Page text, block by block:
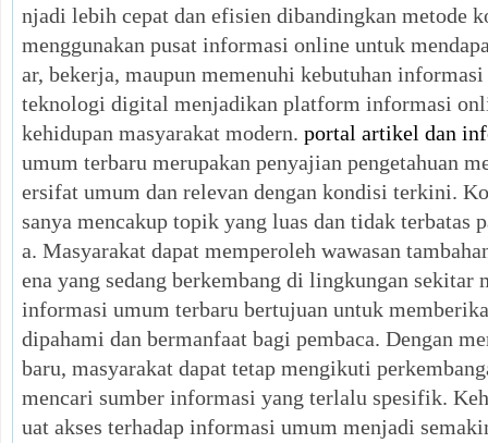
njadi lebih cepat dan efisien dibandingkan metode
menggunakan pusat informasi online untuk
ar, bekerja, maupun memenuhi kebutuhan
teknologi digital menjadikan platform informasi
kehidupan masyarakat modern. portal artikel dan
umum terbaru merupakan penyajian pengetahuan
ersifat umum dan relevan dengan kondisi terkini.
sanya mencakup topik yang luas dan tidak terbatas
a. Masyarakat dapat memperoleh wawasan
ena yang sedang berkembang di lingkungan sekitar
informasi umum terbaru bertujuan untuk
dipahami dan bermanfaat bagi pembaca. Dengan
baru, masyarakat dapat tetap mengikuti
mencari sumber informasi yang terlalu spesifik.
uat akses terhadap informasi umum menjadi